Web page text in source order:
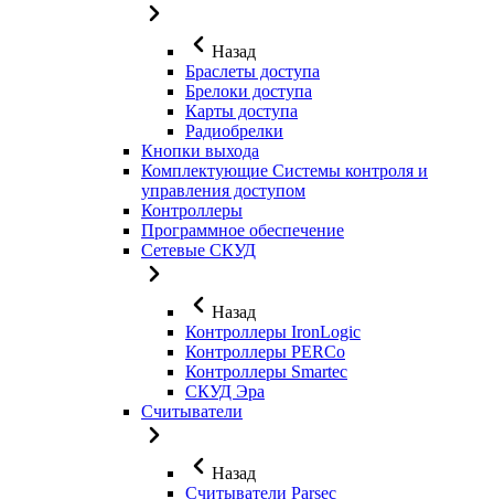
Назад
Браслеты доступа
Брелоки доступа
Карты доступа
Радиобрелки
Кнопки выхода
Комплектующие Системы контроля и
управления доступом
Контроллеры
Программное обеспечение
Сетевые СКУД
Назад
Контроллеры IronLogic
Контроллеры PERCo
Контроллеры Smartec
СКУД Эра
Считыватели
Назад
Считыватели Parsec